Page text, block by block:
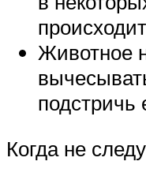
Животное
подстричь
Когда не